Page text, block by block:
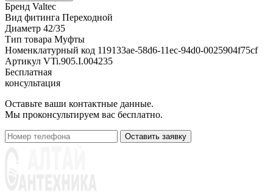
Бренд Valtec
Вид фитинга Переходной
Диаметр 42/35
Тип товара Муфты
Номенклатурный код 119133ae-58d6-11ec-94d0-0025904f75cf
Артикул VTi.905.I.004235
Бесплатная
консультация
Оставьте ваши контактные данные.
Мы проконсультируем вас бесплатно.
Оставить заявку